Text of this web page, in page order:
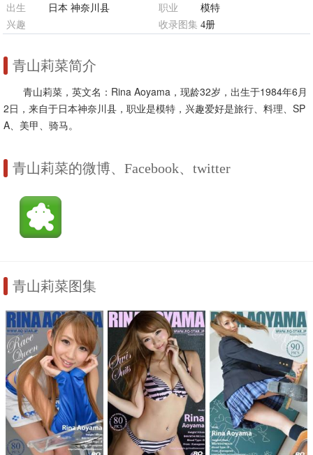
出生
日本 神奈川县 职业
模特
兴趣
收录图集 4册
青山莉菜简介
青山莉菜，英文名：Rina Aoyama，现龄32岁，出生于1984年6月
2日，来自于日本神奈川县，职业是模特，兴趣爱好是旅行、料理、SP
A、美甲、骑马。
青山莉菜的微博、Facebook、twitter
青山莉菜图集